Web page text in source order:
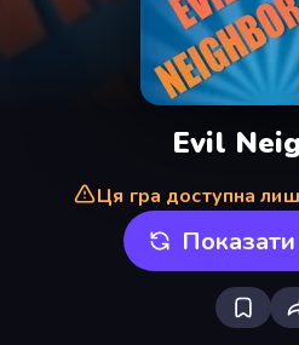
Evil
Ця гра доступна
Показати